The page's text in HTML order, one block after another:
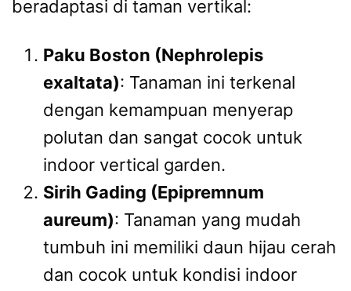
beradaptasi di taman vertikal:
Paku Boston (Nephrolepis
exaltata): Tanaman ini terkenal
dengan kemampuan menyerap
polutan dan sangat cocok untuk
indoor vertical garden.
Sirih Gading (Epipremnum
aureum): Tanaman yang mudah
tumbuh ini memiliki daun hijau cerah
dan cocok untuk kondisi indoor